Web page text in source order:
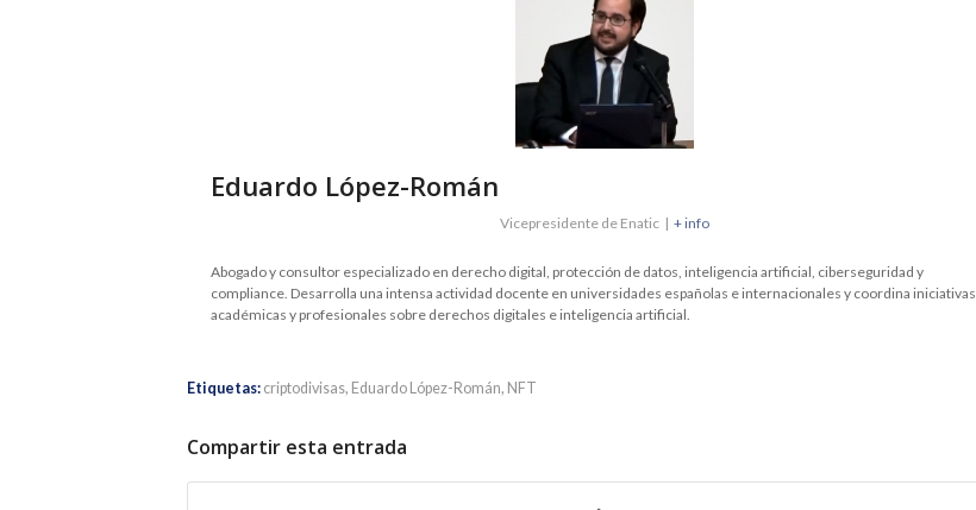
Eduardo López-Román
Vicepresidente de Enatic | + info
Abogado y consultor especializado en derecho digital, protección de datos, inteligencia artificial, ciberseguridad y
compliance. Desarrolla una intensa actividad docente en universidades españolas e internacionales y coordina iniciativas
académicas y profesionales sobre derechos digitales e inteligencia artificial.
Etiquetas: criptodivisas, Eduardo López-Román, NFT
Compartir esta entrada